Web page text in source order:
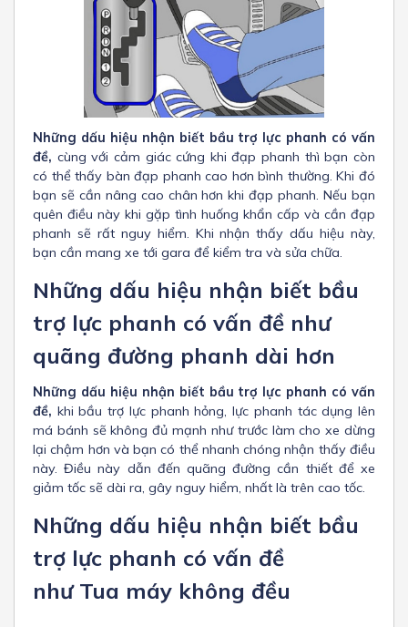
Những dấu hiệu nhận biết bầu trợ lực phanh có vấn
đề, cùng với cảm giác cứng khi đạp phanh thì bạn còn
có thể thấy bàn đạp phanh cao hơn bình thường. Khi đó
bạn sẽ cần nâng cao chân hơn khi đạp phanh. Nếu bạn
quên điều này khi gặp tình huống khẩn cấp và cần đạp
phanh sẽ rất nguy hiểm. Khi nhận thấy dấu hiệu này,
bạn cần mang xe tới gara để kiểm tra và sửa chữa.
Những dấu hiệu nhận biết bầu
trợ lực phanh có vấn đề như
quãng đường phanh dài hơn
Những dấu hiệu nhận biết bầu trợ lực phanh có vấn
đề, khi bầu trợ lực phanh hỏng, lực phanh tác dụng lên
má bánh sẽ không đủ mạnh như trước làm cho xe dừng
lại chậm hơn và bạn có thể nhanh chóng nhận thấy điều
này. Điều này dẫn đến quãng đường cần thiết để xe
giảm tốc sẽ dài ra, gây nguy hiểm, nhất là trên cao tốc.
Những dấu hiệu nhận biết bầu
trợ lực phanh có vấn đề
như Tua máy không đều